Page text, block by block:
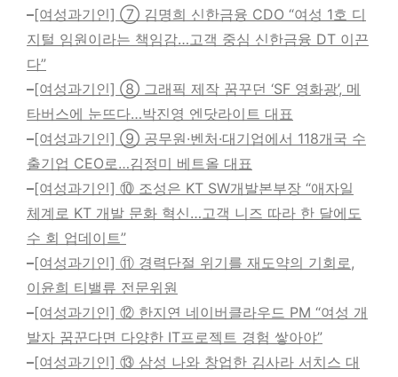
–[여성과기인] ⑦ 김명희 신한금융 CDO “여성 1호 디
지털 임원이라는 책임감…고객 중심 신한금융 DT 이끈
다”
–[여성과기인] ⑧ 그래픽 제작 꿈꾸던 ‘SF 영화광’, 메
타버스에 눈뜨다…박진영 엔닷라이트 대표
–[여성과기인] ⑨ 공무원·벤처·대기업에서 118개국 수
출기업 CEO로…김정미 베트올 대표
–[여성과기인] ⑩ 조성은 KT SW개발본부장 “애자일
체계로 KT 개발 문화 혁신…고객 니즈 따라 한 달에도
수 회 업데이트”
–[여성과기인] ⑪ 경력단절 위기를 재도약의 기회로,
이윤희 티밸류 전문위원
–[여성과기인] ⑫ 한지연 네이버클라우드 PM “여성 개
발자 꿈꾼다면 다양한 IT프로젝트 경험 쌓아야”
–[여성과기인] ⑬ 삼성 나와 창업한 김사라 서치스 대